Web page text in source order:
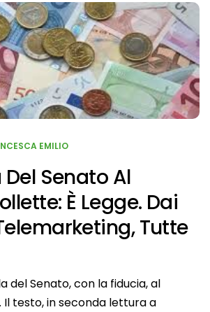
EMILIO
Senato Al
È Legge. Dai
Tutte
del Senato, con la fiducia, al
testo, in seconda lettura a